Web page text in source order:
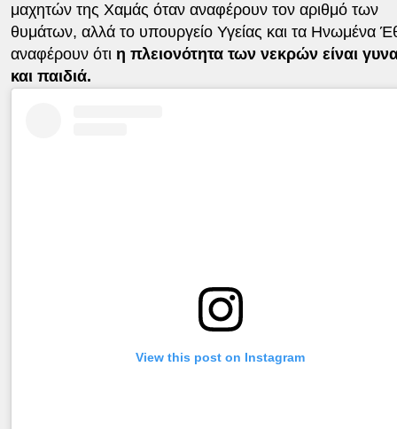
μαχητών της Χαμάς όταν αναφέρουν τον αριθμό των
θυμάτων, αλλά το υπουργείο Υγείας και τα Ηνωμένα
αναφέρουν ότι η πλειονότητα των νεκρών είναι
και παιδιά.
View this post on Instagram